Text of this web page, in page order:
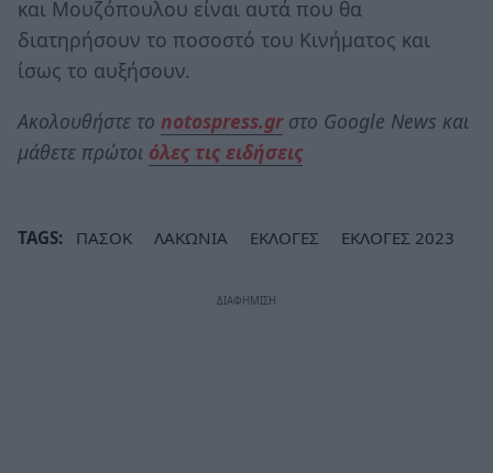
και Μουζόπουλου είναι αυτά που θα
διατηρήσουν το ποσοστό του Κινήματος και
ίσως το αυξήσουν.
Ακολουθήστε το notospress.grστο Google News και
μάθετε πρώτοι όλες τις ειδήσεις
TAGS: ΠΑΣΟΚ ΛΑΚΩΝΙΑ ΕΚΛΟΓΕΣ ΕΚΛΟΓΕΣ 2023